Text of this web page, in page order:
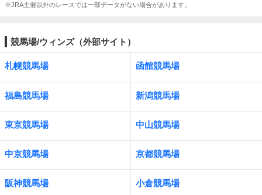
※JRA主催以外のレースでは一部データがない場合があります。
競馬場/ウィンズ（外部サイト）
札幌競馬場 函館競馬場
福島競馬場 新潟競馬場
東京競馬場 中山競馬場
中京競馬場 京都競馬場
阪神競馬場 小倉競馬場